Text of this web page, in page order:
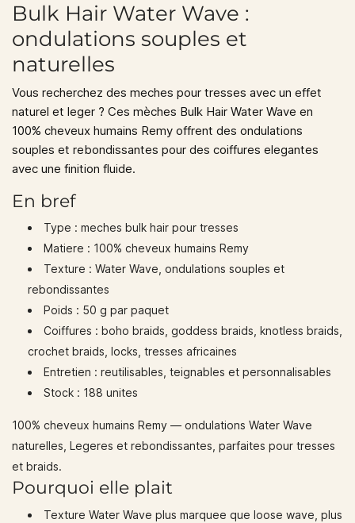
Bulk Hair Water Wave :
ondulations souples et
naturelles
Vous recherchez des meches pour tresses avec un effet
naturel et leger ? Ces mèches Bulk Hair Water Wave en
100% cheveux humains Remy offrent des ondulations
souples et rebondissantes pour des coiffures elegantes
avec une finition fluide.
En bref
Type : meches bulk hair pour tresses
Matiere : 100% cheveux humains Remy
Texture : Water Wave, ondulations souples et
rebondissantes
Poids : 50 g par paquet
Coiffures : boho braids, goddess braids, knotless braids,
crochet braids, locks, tresses africaines
Entretien : reutilisables, teignables et personnalisables
Stock : 188 unites
100% cheveux humains Remy — ondulations Water Wave
naturelles, Legeres et rebondissantes, parfaites pour tresses
et braids.
Pourquoi elle plait
Texture Water Wave plus marquee que loose wave, plus